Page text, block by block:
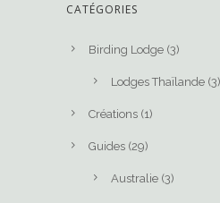
CATÉGORIES
Birding Lodge (3)
Lodges Thaïlande (3)
Créations (1)
Guides (29)
Australie (3)